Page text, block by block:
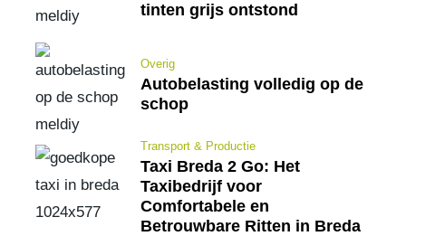
tinten grijs ontstond
Overig
Autobelasting volledig op de
schop
Transport & Productie
Taxi Breda 2 Go: Het
Taxibedrijf voor
Comfortabele en
Betrouwbare Ritten in Breda